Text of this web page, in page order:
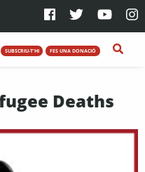
SUBSCRIU-T'HI FES UNA DONACIÓ
Deaths